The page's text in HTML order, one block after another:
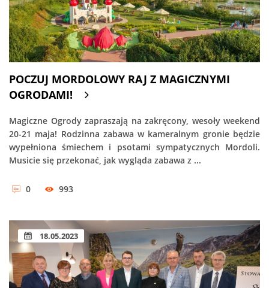
POCZUJ MORDOLOWY RAJ Z MAGICZNYMI
OGRODAMI!
Magiczne Ogrody zapraszają na zakręcony, wesoły weekend
20-21 maja! Rodzinna zabawa w kameralnym gronie będzie
wypełniona śmiechem i psotami sympatycznych Mordoli.
Musicie się przekonać, jak wygląda zabawa z ...
0 993
18.05.2023